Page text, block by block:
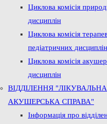
Циклова комісія
дисциплін
Циклова комісія
педіатричних дисциплін
Циклова комісія
дисциплін
ВІДДІЛЕННЯ
АКУШЕРСЬКА СПРАВА"
Інформація про